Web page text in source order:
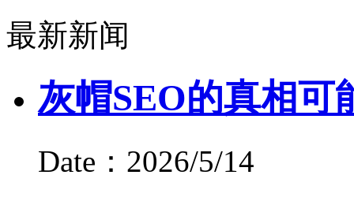
最新新闻
灰帽SEO的真相可
Date：2026/5/14